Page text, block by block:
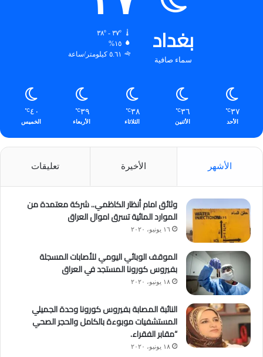
بغداد
سماء صافية
٣٧º - ٣٨º
١٥%
٥.٦١ كيلومتر/ساعة
٣٧℃
الأحد
٣٦℃
الأثنين
٣٨℃
الثلاثاء
٣٩℃
الأربعاء
٤٠℃
الخميس
الأشهر الأخيرة تعليقات
وثائق امام أنظار الكاظمي.. شركة معتمدة من
الموارد المائية تسرق اموال العراق
١٦ يونيو، ٢٠٢٠
الموقف الوبائي اليومي للأصابات المسجلة
بفيروس كورونا المستجد في العراق
١٨ يونيو، ٢٠٢٠
النائبة المصابة بفيروس كورونا وحدة الجميلي
المستشفيات موبوءة بالكامل والحجر الصحي
“مقابر الفقراء.
١٨ يونيو، ٢٠٢٠